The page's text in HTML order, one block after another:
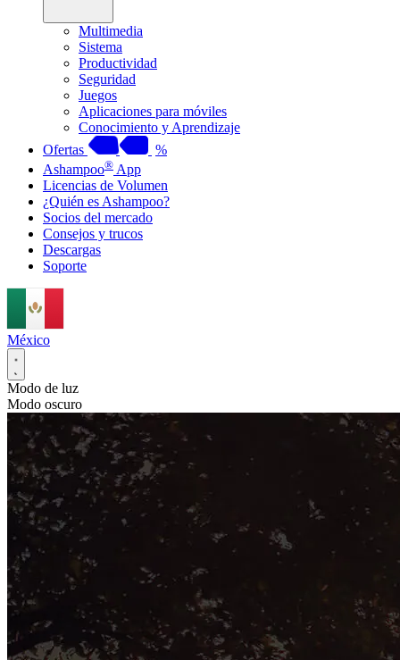
Multimedia
Sistema
Productividad
Seguridad
Juegos
Aplicaciones para móviles
Conocimiento y Aprendizaje
Ofertas
%
Ashampoo® App
Licencias de Volumen
¿Quién es Ashampoo?
Socios del mercado
Consejos y trucos
Descargas
Soporte
México
Modo de luz
Modo oscuro